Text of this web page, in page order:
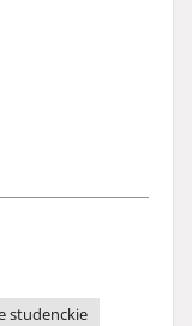
studenckie